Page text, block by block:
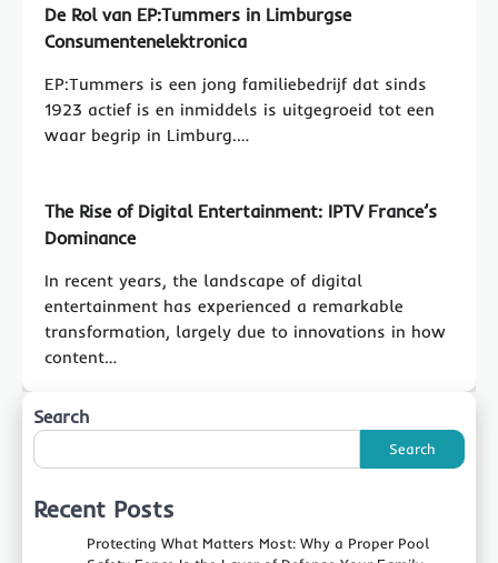
De Rol van EP:Tummers in Limburgse
Consumentenelektronica
EP:Tummers is een jong familiebedrijf dat sinds
1923 actief is en inmiddels is uitgegroeid tot een
waar begrip in Limburg.…
The Rise of Digital Entertainment: IPTV France’s
Dominance
In recent years, the landscape of digital
entertainment has experienced a remarkable
transformation, largely due to innovations in how
content…
Search
Search
Recent Posts
Protecting What Matters Most: Why a Proper Pool